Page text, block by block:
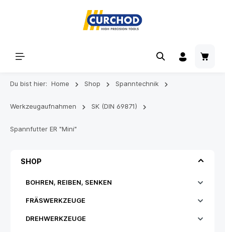
Du bist hier: Home Shop Spanntechnik
Werkzeugaufnahmen SK (DIN 69871)
Spannfutter ER "Mini"
SHOP
BOHREN, REIBEN, SENKEN
FRÄSWERKZEUGE
DREHWERKZEUGE